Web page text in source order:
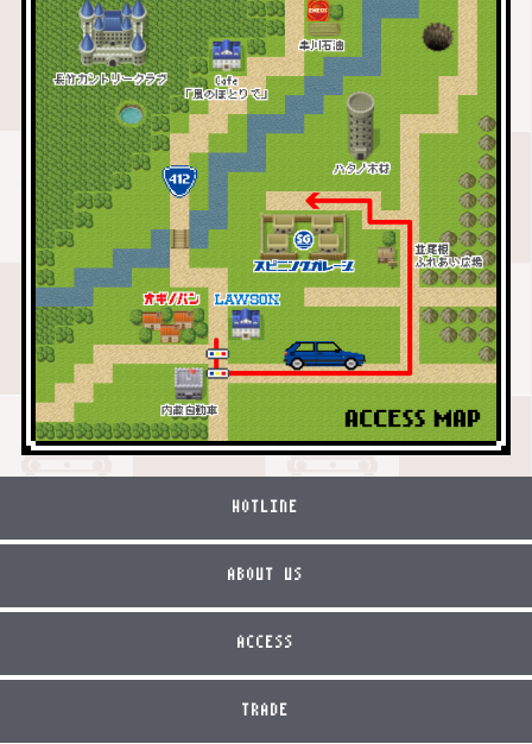
HOTLINE
ABOUT US
ACCESS
TRADE